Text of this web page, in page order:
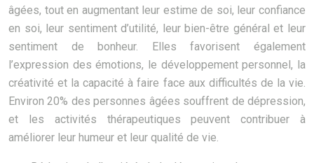
âgées, tout en augmentant leur estime de soi, leur confiance
en soi, leur sentiment d’utilité, leur bien-être général et leur
sentiment de bonheur. Elles favorisent également
l’expression des émotions, le développement personnel, la
créativité et la capacité à faire face aux difficultés de la vie.
Environ 20% des personnes âgées souffrent de dépression,
et les activités thérapeutiques peuvent contribuer à
améliorer leur humeur et leur qualité de vie.